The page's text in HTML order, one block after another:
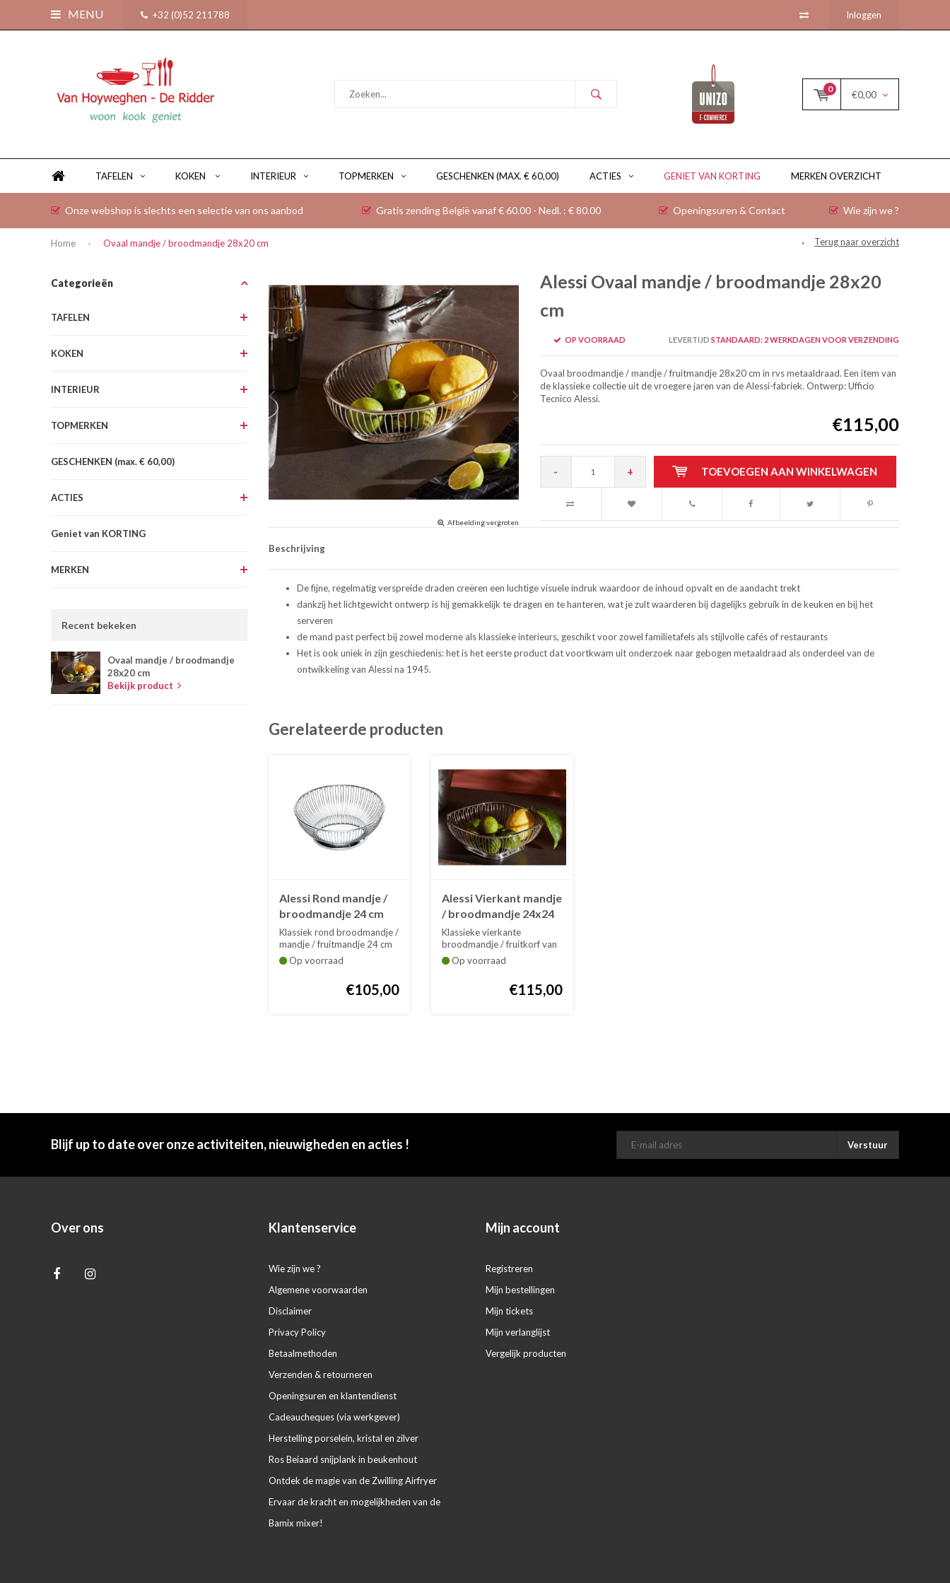
MENU +32 (0)52 211788 Inloggen
0
€0,00
TAFELEN KOKEN INTERIEUR TOPMERKEN GESCHENKEN (MAX. € 60,00) ACTIES GENIET VAN KORTING MERKEN OVERZICHT
Onze webshop is slechts een selectie van ons aanbod Gratis zending België vanaf € 60.00 - Nedl. : € 80.00 Openingsuren & Contact Wie zijn we ?
Home Ovaal mandje / broodmandje 28x20 cm Terug naar overzicht
Categorieën
TAFELEN
KOKEN
INTERIEUR
TOPMERKEN
GESCHENKEN (max. € 60,00)
ACTIES
Geniet van KORTING
MERKEN
Recent bekeken
Ovaal mandje / broodmandje
28x20 cm
Bekijk product
Afbeelding vergroten
Alessi Ovaal mandje / broodmandje 28x20
cm
OP VOORRAAD LEVERTIJD STANDAARD: 2 WERKDAGEN VOOR VERZENDING
Ovaal broodmandje / mandje / fruitmandje 28x20 cm in rvs metaaldraad. Een item van
de klassieke collectie uit de vroegere jaren van de Alessi-fabriek. Ontwerp: Ufficio
Tecnico Alessi.
€115,00
- + TOEVOEGEN AAN WINKELWAGEN
Beschrijving
De fijne, regelmatig verspreide draden creëren een luchtige visuele indruk waardoor de inhoud opvalt en de aandacht trekt
dankzij het lichtgewicht ontwerp is hij gemakkelijk te dragen en te hanteren, wat je zult waarderen bij dagelijks gebruik in de keuken en bij het
serveren
de mand past perfect bij zowel moderne als klassieke interieurs, geschikt voor zowel familietafels als stijlvolle cafés of restaurants
Het is ook uniek in zijn geschiedenis: het is het eerste product dat voortkwam uit onderzoek naar gebogen metaaldraad als onderdeel van de
ontwikkeling van Alessi na 1945.
Gerelateerde producten
Alessi Rond mandje /
broodmandje 24 cm
Klassiek rond broodmandje /
mandje / fruitmandje 24 cm
van A...
Op voorraad
€105,00
Alessi Vierkant mandje
/ broodmandje 24x24
cm
Klassieke vierkante
broodmandje / fruitkorf van
Alessi in me...
Op voorraad
€115,00
Blijf up to date over onze activiteiten, nieuwigheden en acties ! Verstuur
Over ons Klantenservice
Wie zijn we ?
Algemene voorwaarden
Disclaimer
Privacy Policy
Betaalmethoden
Verzenden & retourneren
Openingsuren en klantendienst
Cadeaucheques (via werkgever)
Herstelling porselein, kristal en zilver
Ros Beiaard snijplank in beukenhout
Ontdek de magie van de Zwilling Airfryer
Ervaar de kracht en mogelijkheden van de
Bamix mixer!
Mijn account
Registreren
Mijn bestellingen
Mijn tickets
Mijn verlanglijst
Vergelijk producten